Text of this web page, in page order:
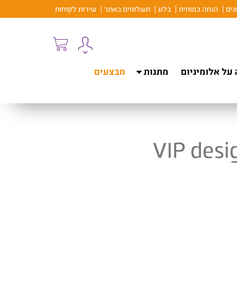
הנחה כמותית בלוג תשלומים באתר שירות לקוחות
אלומיניום מתנות
מבצעים
VIP